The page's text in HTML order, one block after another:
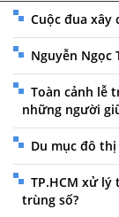
Cuộc đua xây
Nguyễn Ngọc
Toàn cảnh lễ
những người
Du mục đô
TP.HCM xử
trùng số?